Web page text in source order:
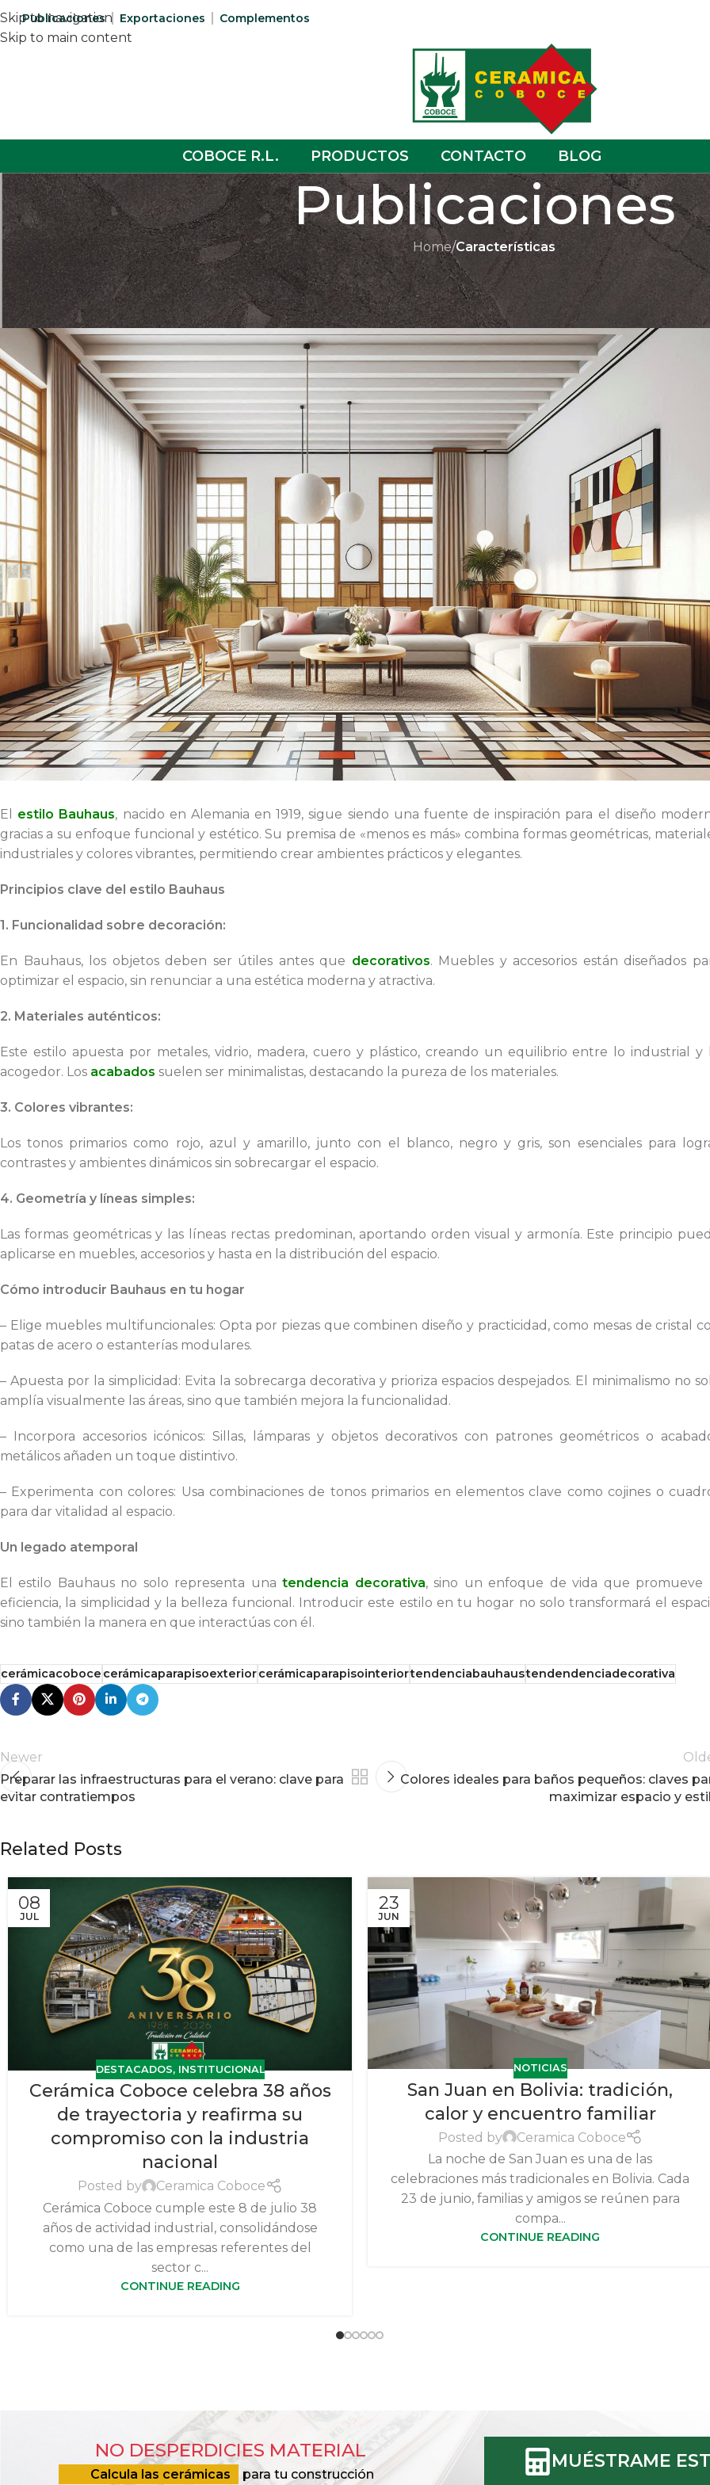
Skip to navigation
Skip to main content
Publicaciones Exportaciones Complementos
COBOCE R.L. PRODUCTOS CONTACTO BLOG
Publicaciones
Home/Características
CARACTERÍSTICAS
Cómo incorporar el estilo Bauhaus en tu hogar
Posted by Ceramica CoboceOn enero 24, 2025
El estilo Bauhaus, nacido en Alemania en 1919, sigue siendo una fuente de inspiración para el diseño
gracias a su enfoque funcional y estético. Su premisa de «menos es más» combina formas geométricas,
industriales y colores vibrantes, permitiendo crear ambientes prácticos y elegantes.
Principios clave del estilo Bauhaus
1. Funcionalidad sobre decoración:
En Bauhaus, los objetos deben ser útiles antes que decorativos. Muebles y accesorios están diseñados
optimizar el espacio, sin renunciar a una estética moderna y atractiva.
2. Materiales auténticos:
Este estilo apuesta por metales, vidrio, madera, cuero y plástico, creando un equilibrio entre lo industrial y
acogedor. Los acabados suelen ser minimalistas, destacando la pureza de los materiales.
3. Colores vibrantes:
Los tonos primarios como rojo, azul y amarillo, junto con el blanco, negro y gris, son esenciales para
contrastes y ambientes dinámicos sin sobrecargar el espacio.
4. Geometría y líneas simples:
Las formas geométricas y las líneas rectas predominan, aportando orden visual y armonía. Este principio
aplicarse en muebles, accesorios y hasta en la distribución del espacio.
Cómo introducir Bauhaus en tu hogar
– Elige muebles multifuncionales: Opta por piezas que combinen diseño y practicidad, como mesas de cristal
patas de acero o estanterías modulares.
– Apuesta por la simplicidad: Evita la sobrecarga decorativa y prioriza espacios despejados. El minimalismo no
amplía visualmente las áreas, sino que también mejora la funcionalidad.
– Incorpora accesorios icónicos: Sillas, lámparas y objetos decorativos con patrones geométricos o
metálicos añaden un toque distintivo.
– Experimenta con colores: Usa combinaciones de tonos primarios en elementos clave como cojines o
para dar vitalidad al espacio.
Un legado atemporal
El estilo Bauhaus no solo representa unatendencia decorativa, sino un enfoque de vida que promueve
eficiencia, la simplicidad y la belleza funcional. Introducir este estilo en tu hogar no solo transformará el
sino también la manera en que interactúas con él.
cerámicacobocecerámicaparapisoexteriorcerámicaparapisointeriortendenciabauhaustendendenciadecorativa
Newer
Preparar las infraestructuras para el verano: clave para
evitar contratiempos
Colores ideales para baños pequeños: claves
maximizar espacio y
Related Posts
08
JUL
DESTACADOS, INSTITUCIONAL
Cerámica Coboce celebra 38 años
de trayectoria y reafirma su
compromiso con la industria
nacional
Posted by
Ceramica Coboce
Cerámica Coboce cumple este 8 de julio 38
años de actividad industrial, consolidándose
como una de las empresas referentes del
sector c...
CONTINUE READING
23
JUN
NOTICIAS
San Juan en Bolivia: tradición,
calor y encuentro familiar
Posted by
Ceramica Coboce
La noche de San Juan es una de las
celebraciones más tradicionales en Bolivia. Cada
23 de junio, familias y amigos se reúnen para
compa...
CONTINUE READING
NO DESPERDICIES MATERIAL
Calcula las cerámicas para tu construcción
MUÉSTRAME